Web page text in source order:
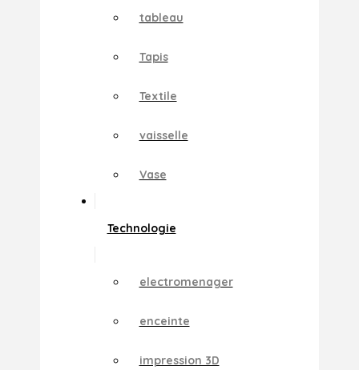
tableau
Tapis
Textile
vaisselle
Vase
Technologie
electromenager
enceinte
impression 3D